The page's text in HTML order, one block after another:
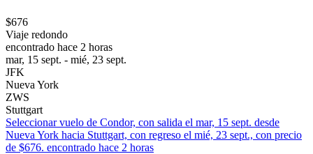
$676
Viaje redondo
encontrado hace 2 horas
mar, 15 sept. - mié, 23 sept.
JFK
Nueva York
ZWS
Stuttgart
Seleccionar vuelo de Condor, con salida el mar, 15 sept. desde
Nueva York hacia Stuttgart, con regreso el mié, 23 sept., con precio
de $676. encontrado hace 2 horas